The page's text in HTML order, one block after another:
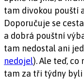
tam divokou pouští
Doporučuje se
a dobrá pouštní
tam nedostal ani
nedojel). Ale teď, co
tam za tři týdny